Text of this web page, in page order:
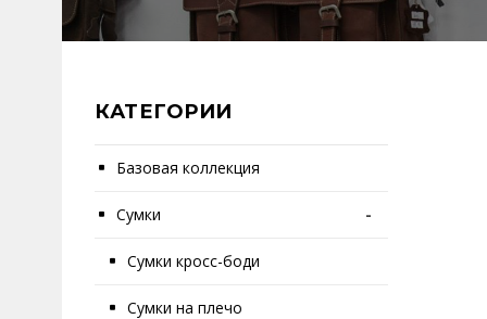
КАТЕГОРИИ
Базовая коллекция
Сумки -
Сумки кросс-боди
Сумки на плечо